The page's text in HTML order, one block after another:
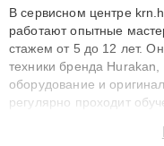
В сервисном центре
работают опытные
стажем от 5 до 12 лет.
техники бренда
оборудование и
регулярно проходит
технику с сохранением